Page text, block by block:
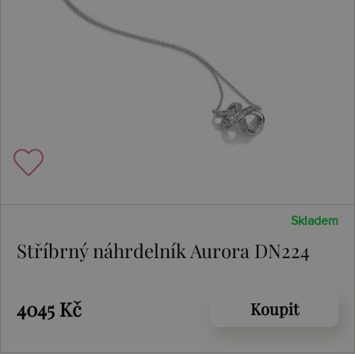
Skladem
Stříbrný náhrdelník Aurora DN224
4045 Kč Koupit